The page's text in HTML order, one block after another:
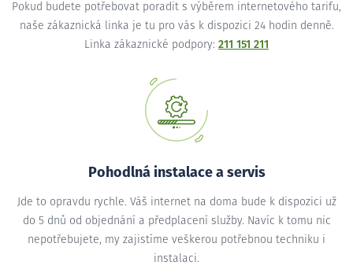
Pokud budete potřebovat poradit s výběrem internetového tarifu,
naše zákaznická linka je tu pro vás k dispozici 24 hodin denně.
Linka zákaznické podpory: 211 151 211
Pohodlná instalace a servis
Jde to opravdu rychle. Váš internet na doma bude k dispozici už
do 5 dnů od objednání a předplacení služby. Navíc k tomu nic
nepotřebujete, my zajistíme veškerou potřebnou techniku i
instalaci.